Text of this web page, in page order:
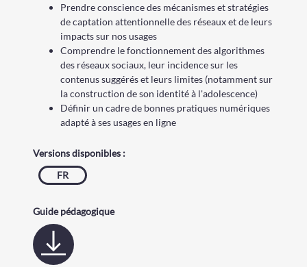
Prendre conscience des mécanismes et stratégies
de captation attentionnelle des réseaux et de leurs
impacts sur nos usages
Comprendre le fonctionnement des algorithmes
des réseaux sociaux, leur incidence sur les
contenus suggérés et leurs limites (notamment sur
la construction de son identité à l'adolescence)
Définir un cadre de bonnes pratiques numériques
adapté à ses usages en ligne
Versions disponibles :
FR
Guide pédagogique